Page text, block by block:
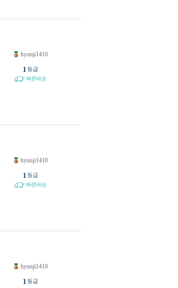
hyunji1410
1 등급
빠른배송
hyunji1410
1 등급
빠른배송
hyunji1410
1 등급